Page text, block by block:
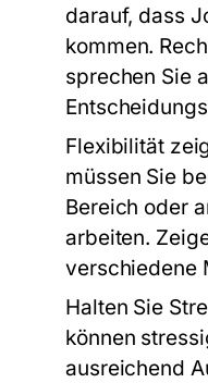
darauf, dass
kommen.
sprechen Sie
Flexibilität
müssen Sie
Bereich oder
arbeiten.
verschiedene
Halten Sie
können
ausreichend